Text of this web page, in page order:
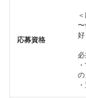
応募資格